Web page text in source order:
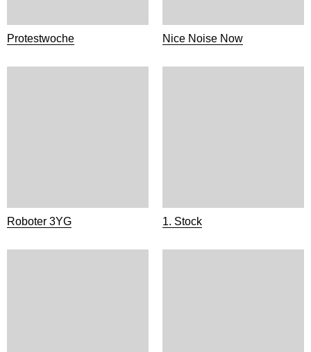
Protestwoche Nice Noise Now
Roboter 3YG 1. Stock